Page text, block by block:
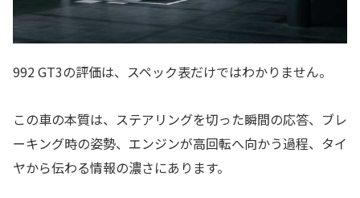
992 GT3の評価は、スペック表だけではわかりません。
この車の本質は、ステアリングを切った瞬間の応答、ブレ
ーキング時の姿勢、エンジンが高回転へ向かう過程、タイ
ヤから伝わる情報の濃さにあります。